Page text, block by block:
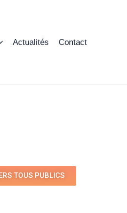
Actualités Contact
TOUS PUBLICS